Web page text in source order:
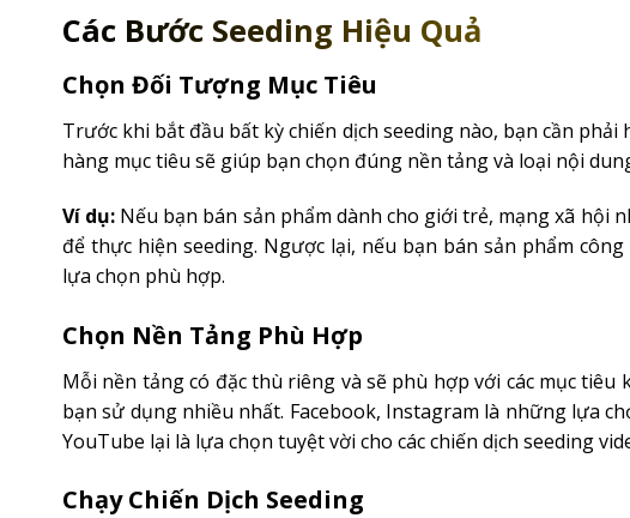
Các Bước Seeding Hiệu Quả
Chọn Đối Tượng Mục Tiêu
Trước khi bắt đầu bất kỳ chiến dịch seeding nào, bạn cần
hàng mục tiêu sẽ giúp bạn chọn đúng nền tảng và loại nội
Ví dụ: Nếu bạn bán sản phẩm dành cho giới trẻ, mạng xã
để thực hiện seeding. Ngược lại, nếu bạn bán sản phẩm
lựa chọn phù hợp.
Chọn Nền Tảng Phù Hợp
Mỗi nền tảng có đặc thù riêng và sẽ phù hợp với các mục
bạn sử dụng nhiều nhất. Facebook, Instagram là những lựa
YouTube lại là lựa chọn tuyệt vời cho các chiến dịch seeding
Chạy Chiến Dịch Seeding